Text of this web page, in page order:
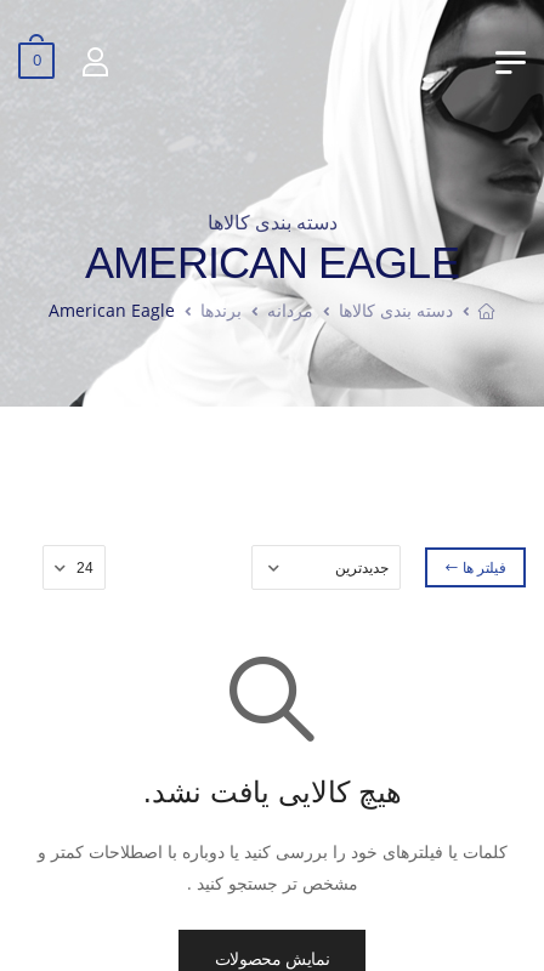
0
دسته بندی کالاها
AMERICAN EAGLE
دسته بندی کالاها مردانه برندها American Eagle
فیلتر ها
هیچ کالایی یافت نشد.
کلمات یا فیلترهای خود را بررسی کنید یا دوباره با اصطلاحات کمتر و
مشخص تر جستجو کنید .
نمایش محصولات